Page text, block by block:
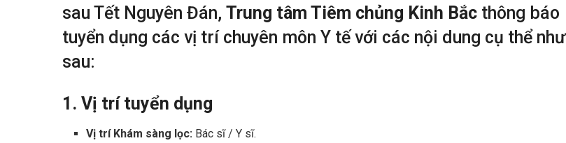
sau Tết Nguyên Đán, Trung tâm Tiêm chủng Kinh Bắc thông báo
tuyển dụng các vị trí chuyên môn Y tế với các nội dung cụ thể như
sau:
1. Vị trí tuyển dụng
Vị trí Khám sàng lọc: Bác sĩ / Y sĩ.